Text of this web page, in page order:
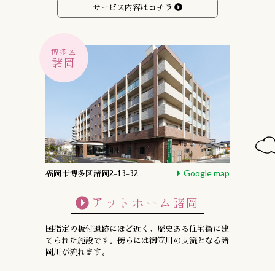
サービス内容はコチラ
福岡市博多区諸岡2-13-32 Google map
博多区
諸岡
アットホーム諸岡
国指定の板付遺跡にほど近く、 歴史ある住宅街に建
てられた施設です。 傍らには御笠川の支流となる諸
岡川が流れます。